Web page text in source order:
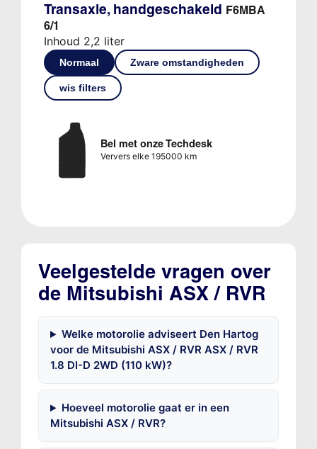
Transaxle, handgeschakeld F6MBA
6/1
Inhoud 2,2 liter
Normaal Zware omstandigheden
wis filters
Bel met onze Techdesk
Ververs elke 195000 km
Veelgestelde vragen over
de Mitsubishi ASX / RVR
Welke motorolie adviseert Den Hartog
voor de Mitsubishi ASX / RVR ASX / RVR
1.8 DI-D 2WD (110 kW)?
Hoeveel motorolie gaat er in een
Mitsubishi ASX / RVR?